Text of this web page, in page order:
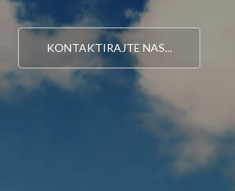
KONTAKTIRAJTE NAS...